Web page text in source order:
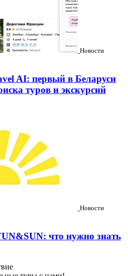
Новости
AI: первый в Беларуси
туров и экскурсий
Новости
что нужно знать